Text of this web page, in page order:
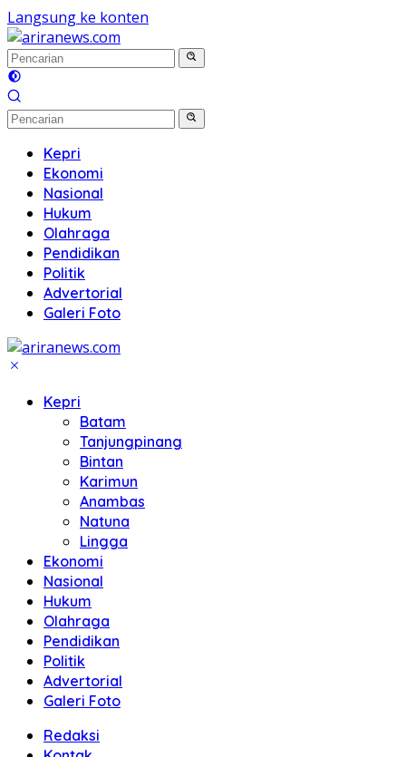
Langsung ke konten
Kepri
Ekonomi
Nasional
Hukum
Olahraga
Pendidikan
Politik
Advertorial
Galeri Foto
Kepri
Batam
Tanjungpinang
Bintan
Karimun
Anambas
Natuna
Lingga
Ekonomi
Nasional
Hukum
Olahraga
Pendidikan
Politik
Advertorial
Galeri Foto
Redaksi